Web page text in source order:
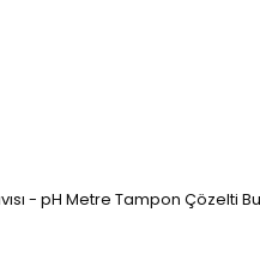
- pH Metre Tampon Çözelti